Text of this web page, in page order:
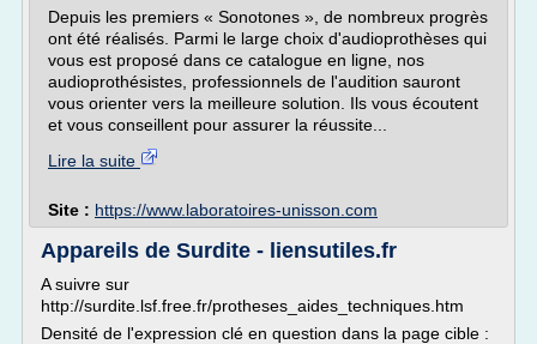
Depuis les premiers « Sonotones », de nombreux progrès
ont été réalisés. Parmi le large choix d'audioprothèses qui
vous est proposé dans ce catalogue en ligne, nos
audioprothésistes, professionnels de l'audition sauront
vous orienter vers la meilleure solution. Ils vous écoutent
et vous conseillent pour assurer la réussite...
Lire la suite
Site : https://www.laboratoires-unisson.com
Appareils de Surdite - liensutiles.fr
A suivre sur
http://surdite.lsf.free.fr/protheses_aides_techniques.htm
Densité de l'expression clé en question dans la page cible :